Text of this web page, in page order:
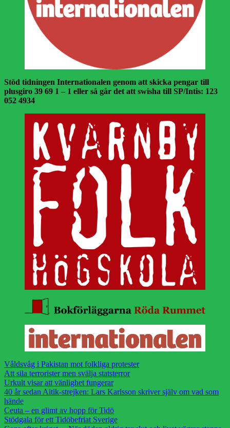
Stöd tidningen Internationalen genom att skicka pengar till
plusgiro 39 69 1 – 1 eller så går det att swisha till SP/Intis: 123
052 4934
Våldsvåg i Pakistan mot folkliga protester
Att sila terrorister men svälja statsterror
Urkult visar att vänlighet fungerar
40 år sedan Aitik-strejken: Lars Karlsson skriver själv om vad som
hände
Ceuta – en glimt av hopp för Tidö
Stödgala för ett Tidöbefriat Sverige